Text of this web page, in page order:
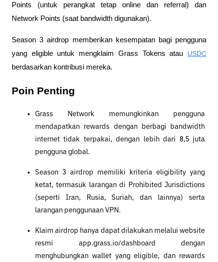
Points (untuk perangkat tetap online dan referral) dan
Network Points (saat bandwidth digunakan).
Season 3 airdrop memberikan kesempatan bagi pengguna
yang eligible untuk mengklaim Grass Tokens atau USDC
berdasarkan kontribusi mereka.
Poin Penting
Grass Network memungkinkan pengguna
mendapatkan rewards dengan berbagi bandwidth
internet tidak terpakai, dengan lebih dari 8,5 juta
pengguna global.
Season 3 airdrop memiliki kriteria eligibility yang
ketat, termasuk larangan di Prohibited Jurisdictions
(seperti Iran, Rusia, Suriah, dan lainnya) serta
larangan penggunaan VPN.
Klaim airdrop hanya dapat dilakukan melalui website
resmi app.grass.io/dashboard dengan
menghubungkan wallet yang eligible, dan rewards